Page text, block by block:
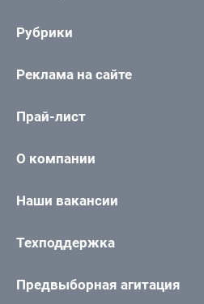
Рубрики
Реклама на сайте
Прай-лист
О компании
Наши вакансии
Техподдержка
Предвыборная агитация